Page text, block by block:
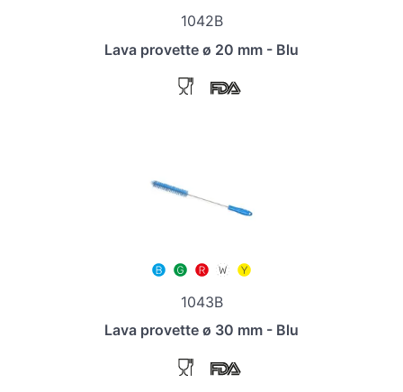
1042B
Lava provette ø 20 mm - Blu
1043B
Lava provette ø 30 mm - Blu